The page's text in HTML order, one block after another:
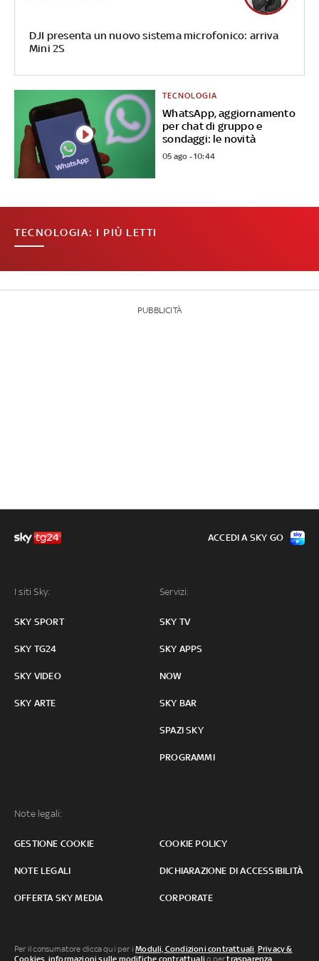
DJI presenta un nuovo sistema microfonico: arriva
Mini 2S
WhatsApp, aggiornamento
per chat di gruppo e
sondaggi: le novità
TECNOLOGIA
05 ago - 10:44
TECNOLOGIA: I PIÙ LETTI
PUBBLICITÀ
I siti Sky:
SKY SPORT
SKY TG24
SKY VIDEO
SKY ARTE
Servizi:
SKY TV
SKY APPS
NOW
SKY BAR
SPAZI SKY
PROGRAMMI
Note legali:
GESTIONE COOKIE COOKIE POLICY
NOTE LEGALI DICHIARAZIONE DI ACCESSIBILITÀ
OFFERTA SKY MEDIA CORPORATE
ACCEDI A SKY GO
Per il consumatore clicca qui per iModuli, Condizioni contrattuali, Privacy &